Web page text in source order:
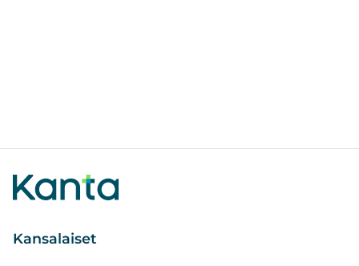
Kansalaiset